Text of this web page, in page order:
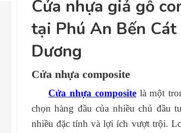
Cửa nhựa giả gỗ
tại Phú An Bến Cát
Dương
Cửa nhựa composite
Cửa nhựa compositelà một
chọn hàng đầu của nhiều chủ đầu
nhiều đặc tính và lợi ích vượt trội.